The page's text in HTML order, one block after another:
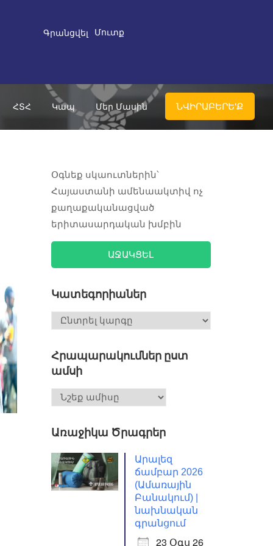
Գրանցվել Մուտք
ՀՏՀ Կապ Մեր Մասին ՆՎԻՐԱԲԵՐԵ'Ք
Օգնեք սկաուտներին՝
Հայաստանի ամենաակտիվ ոչ
քաղաքականացված
երիտասարդական խմբին
ԱՋԱԿՑԵԼ
Կատեգորիաներ
Հրապարակումներ ըստ
ամսի
Առաջիկա Ծրագրեր
Արալեզ
ճամբար 2026
(Ամառային
Բանակում) |
նախնական
գրանցում
23 Օգս 26